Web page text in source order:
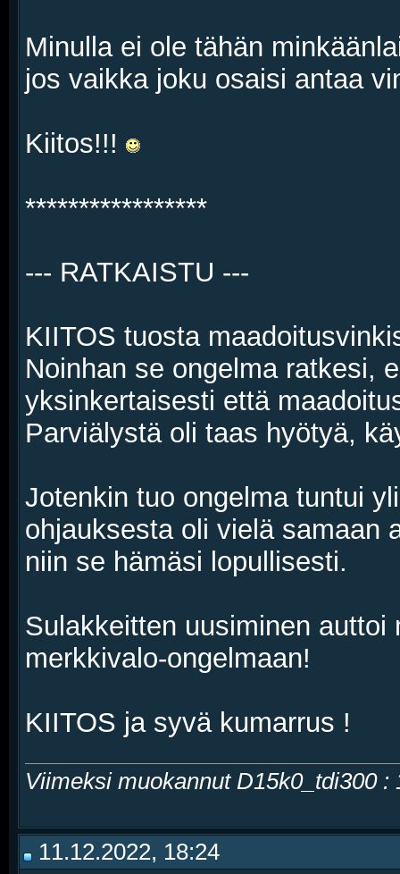
Minulla ei ole tähän
jos vaikka joku osaisi antaa
Kiitos!!!
*****************
--- RATKAISTU ---
KIITOS tuosta
Noinhan se ongelma ratkesi,
yksinkertaisesti että
Parviälystä oli taas hyötyä,
Jotenkin tuo ongelma tuntui
ohjauksesta oli vielä samaan
niin se hämäsi lopullisesti.
Sulakkeitten uusiminen
merkkivalo-ongelmaan!
KIITOS ja syvä kumarrus !
Viimeksi muokannut D15k0_tdi300
11.12.2022, 18:24